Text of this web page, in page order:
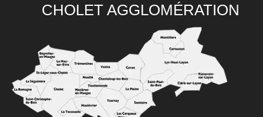
CHOLET AGGLOMÉRATION